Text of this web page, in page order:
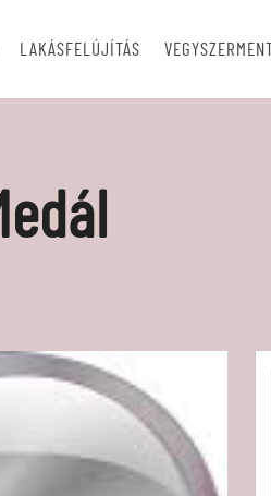
LAKÁSFELÚJÍTÁS